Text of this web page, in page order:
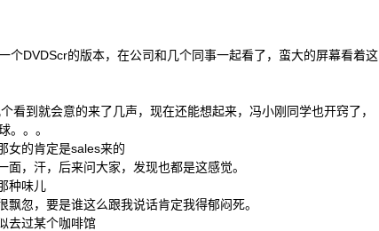
个DVDScr的版本，在公司和几个同事一起看了，蛮大的屏幕看着这
看到就会意的来了几声，现在还能想起来，冯小刚同学也开窍了，
。。。
女的肯定是sales来的
，汗，后来问大家，发现也都是这感觉。
种味儿
忽，要是谁这么跟我说话肯定我得郁闷死。
去过某个咖啡馆